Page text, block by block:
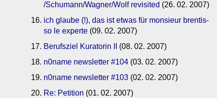
/Schumann/Wagner/Wolf revisited (26. 02. 2007)
ich glaube (!), das ist etwas für monsieur brentis-
so le experte (09. 02. 2007)
Berufsziel Kuratorin II
(08. 02. 2007)
n0name newsletter #104 (03. 02. 2007)
n0name newsletter #103 (02. 02. 2007)
Re: Petition (01. 02. 2007)